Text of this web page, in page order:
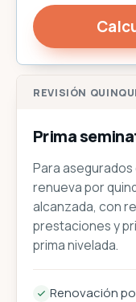
REVISIÓN
Prima
Para asegurados
renueva por
alcanzada, con
prestaciones y
prima nivelada.
Renovación